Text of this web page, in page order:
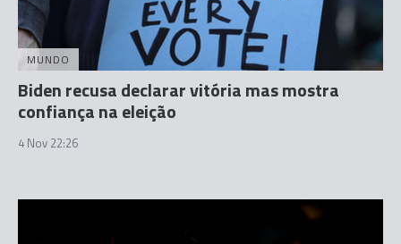
MUNDO
Biden recusa declarar vitória mas mostra
confiança na eleição
4 Nov 22:26